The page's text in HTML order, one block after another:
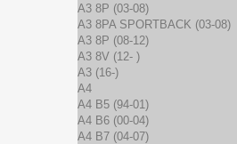
A3 8P (03-08)
A3 8PA SPORTBACK (03-08)
A3 8P (08-12)
A3 8V (12- )
A3 (16-)
A4
A4 B5 (94-01)
A4 B6 (00-04)
A4 B7 (04-07)